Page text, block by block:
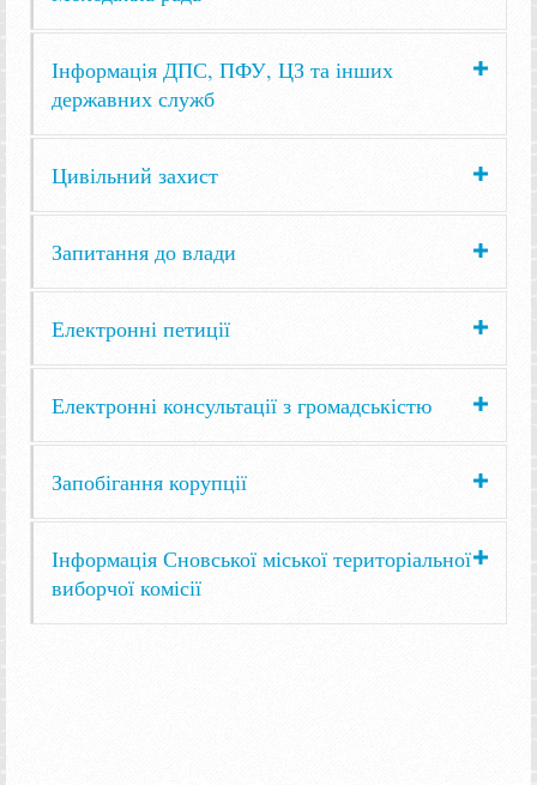
Інформація ДПС, ПФУ, ЦЗ та інших
державних служб
Цивільний захист
Запитання до влади
Електронні петиції
Електронні консультації з громадськістю
Запобігання корупції
Інформація Сновської міської територіальної
виборчої комісії